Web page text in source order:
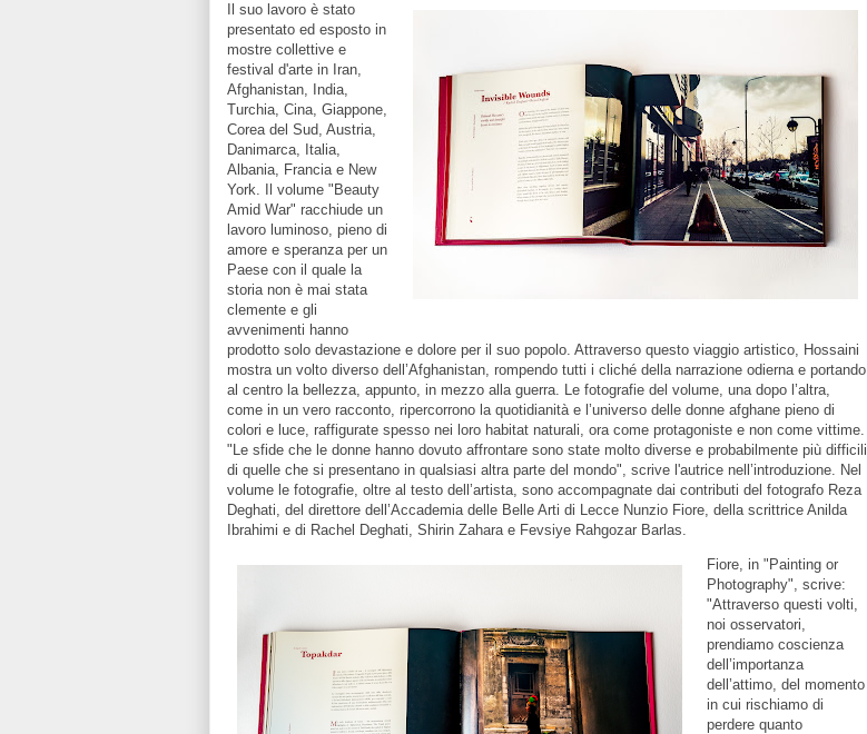
Il suo lavoro è stato
presentato ed esposto in
mostre collettive e
festival d'arte in Iran,
Afghanistan, India,
Turchia, Cina, Giappone,
Corea del Sud, Austria,
Danimarca, Italia,
Albania, Francia e New
York. Il volume "Beauty
Amid War" racchiude un
lavoro luminoso, pieno di
amore e speranza per un
Paese con il quale la
storia non è mai stata
clemente e gli
avvenimenti hanno
prodotto solo devastazione e dolore per il suo popolo. Attraverso questo viaggio artistico, Hossaini
mostra un volto diverso dell’Afghanistan, rompendo tutti i cliché della narrazione odierna e portando
al centro la bellezza, appunto, in mezzo alla guerra. Le fotografie del volume, una dopo l’altra,
come in un vero racconto, ripercorrono la quotidianità e l’universo delle donne afghane pieno di
colori e luce, raffigurate spesso nei loro habitat naturali, ora come protagoniste e non come vittime.
"Le sfide che le donne hanno dovuto affrontare sono state molto diverse e probabilmente più difficili
di quelle che si presentano in qualsiasi altra parte del mondo", scrive l'autrice nell’introduzione. Nel
volume le fotografie, oltre al testo dell’artista, sono accompagnate dai contributi del fotografo Reza
Deghati, del direttore dell’Accademia delle Belle Arti di Lecce Nunzio Fiore, della scrittrice Anilda
Ibrahimi e di Rachel Deghati, Shirin Zahara e Fevsiye Rahgozar Barlas.
Fiore, in "Painting or
Photography", scrive:
"Attraverso questi volti,
noi osservatori,
prendiamo coscienza
dell’importanza
dell’attimo, del momento
in cui rischiamo di
perdere quanto